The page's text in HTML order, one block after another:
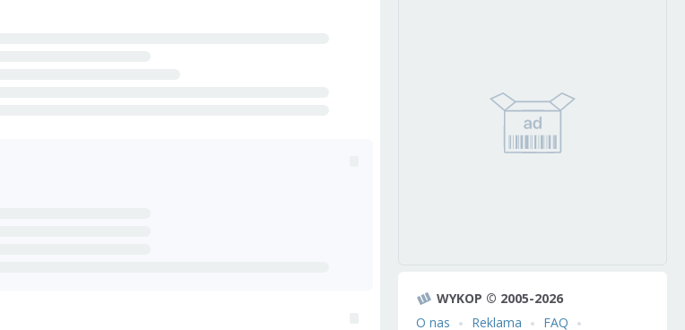
WYKOP © 2005-2026
O nas
Reklama
FAQ